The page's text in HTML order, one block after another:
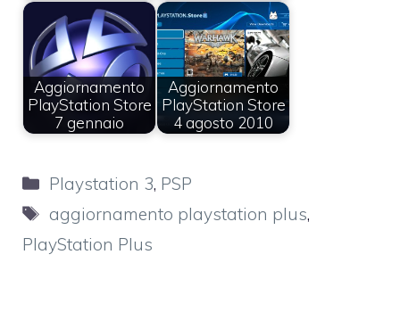
Aggiornamento
PlayStation Store
7 gennaio
Aggiornamento
PlayStation Store
4 agosto 2010
Categorie
Playstation 3, PSP
Tag
aggiornamento playstation plus,
PlayStation Plus